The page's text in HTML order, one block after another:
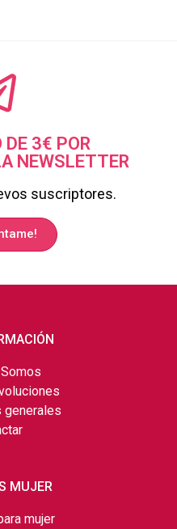
DE 3€ POR
NEWSLETTER
suscriptores.
generales
MUJER
mujer